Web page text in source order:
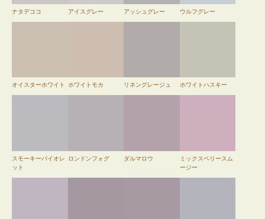
ナタデココ アイスグレー アッシュグレー ウルフグレー
オイスターホワイト ホワイトモカ リネングレージュ ホワイトハスキー
スモーキーバイオレ
ット
ロンドンフォグ ダルマロウ
ミックスベリースム
ージー